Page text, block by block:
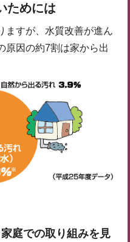
ためには
ますが、水質改善が進ん
原因の約7割は家から出
庭での取り組みを見